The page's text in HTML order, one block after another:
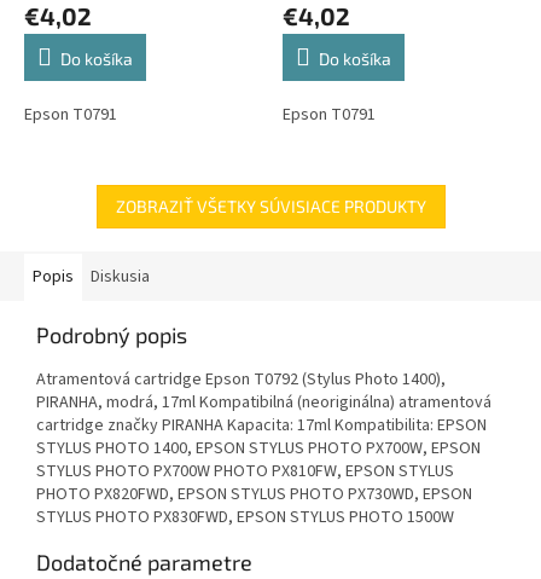
€4,02
Do košíka
Epson T0791
€4,02
Do košíka
Epson T0791
ZOBRAZIŤ VŠETKY SÚVISIACE PRODUKTY
Popis Diskusia
Podrobný popis
Atramentová cartridge Epson T0792 ​​(Stylus Photo 1400),
PIRANHA, modrá, 17ml Kompatibilná (neoriginálna) atramentová
cartridge značky PIRANHA Kapacita: 17ml Kompatibilita: EPSON
STYLUS PHOTO 1400, EPSON STYLUS PHOTO PX700W, EPSON
STYLUS PHOTO PX700W PHOTO PX810FW, EPSON STYLUS
PHOTO PX820FWD, EPSON STYLUS PHOTO PX730WD, EPSON
STYLUS PHOTO PX830FWD, EPSON STYLUS PHOTO 1500W
Dodatočné parametre